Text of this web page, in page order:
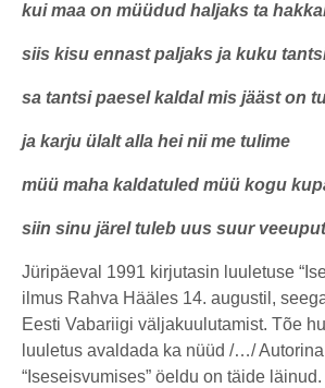
kui maa on müüdud haljaks ta
siis kisu ennast paljaks ja kuku
sa tantsi paesel kaldal mis jääst on
ja karju ülalt alla hei nii me tulime
müü maha kaldatuled müü kogu
siin sinu järel tuleb uus suur
Jüripäeval 1991 kirjutasin luuletuse
ilmus Rahva Hääles 14. augustil,
Eesti Vabariigi väljakuulutamist. Tõe
luuletus avaldada ka nüüd /…/
“Iseseisvumises” öeldu on täide